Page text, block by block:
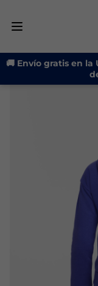
🚚 Envío gratis en